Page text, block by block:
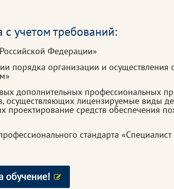
учетом требований:
Федерации»
организации и осуществления
дополнительных профессиональных
осуществляющих лицензируемые виды
средств обеспечения
стандарта
обучение!